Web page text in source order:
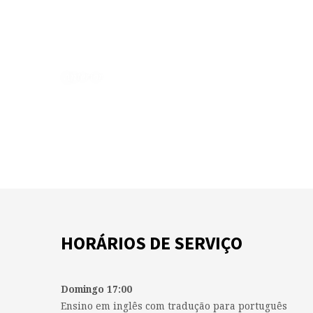
HORÁRIOS DE SERVIÇO
Domingo 17:00
Ensino em inglês com tradução para português